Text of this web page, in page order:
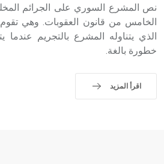
حيث تقتصر القيمة الصوتية للعلامة الك
نص المشرع السوري على الجرائم
الخامس من قانون العقوبات. وهي
الذي يتناوله المشرع بالتجريم
خطورة بالغة.
اقرأ المزيد